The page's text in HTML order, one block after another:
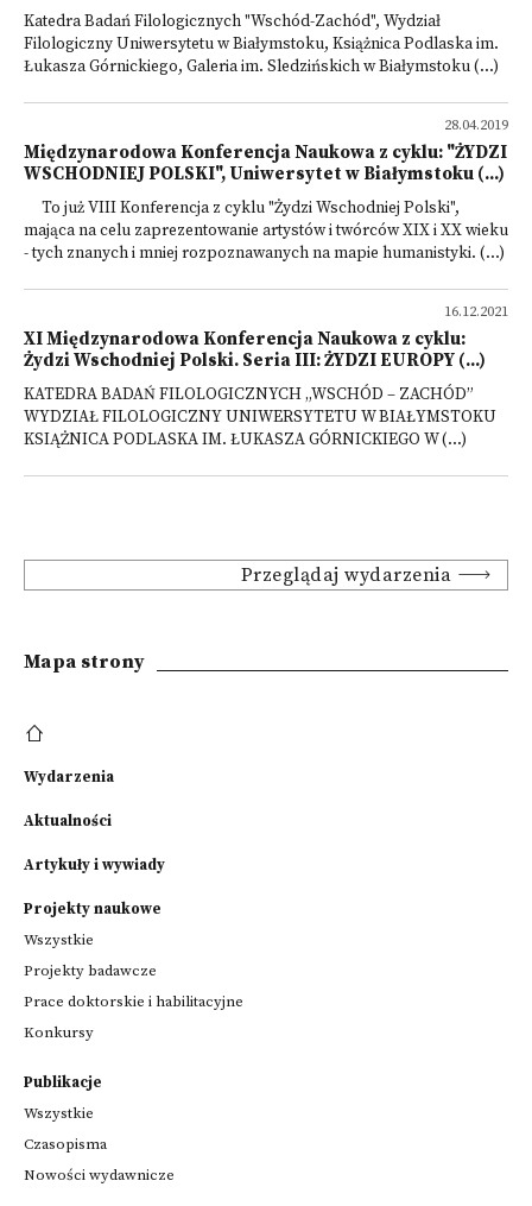
Katedra Badań Filologicznych "Wschód-Zachód", Wydział
Filologiczny Uniwersytetu w Białymstoku, Książnica Podlaska im.
Łukasza Górnickiego, Galeria im. Sledzińskich w Białymstoku (...)
28.04.2019
Międzynarodowa Konferencja Naukowa z cyklu: "ŻYDZI
WSCHODNIEJ POLSKI", Uniwersytet w Białymstoku (...)
To już VIII Konferencja z cyklu "Żydzi Wschodniej Polski",
mająca na celu zaprezentowanie artystów i twórców XIX i XX wieku
- tych znanych i mniej rozpoznawanych na mapie humanistyki. (...)
16.12.2021
XI Międzynarodowa Konferencja Naukowa z cyklu:
Żydzi Wschodniej Polski. Seria III: ŻYDZI EUROPY (...)
KATEDRA BADAŃ FILOLOGICZNYCH „WSCHÓD – ZACHÓD”
WYDZIAŁ FILOLOGICZNY UNIWERSYTETU W BIAŁYMSTOKU
KSIĄŻNICA PODLASKA IM. ŁUKASZA GÓRNICKIEGO W (...)
Przeglądaj wydarzenia
Mapa strony
Wydarzenia
Aktualności
Artykuły i wywiady
Projekty naukowe
Wszystkie
Projekty badawcze
Prace doktorskie i habilitacyjne
Konkursy
Publikacje
Wszystkie
Czasopisma
Nowości wydawnicze